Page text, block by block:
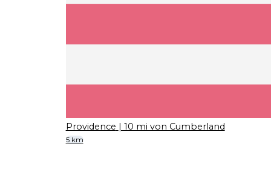
Providence | 10 mi von Cumberland
5 km